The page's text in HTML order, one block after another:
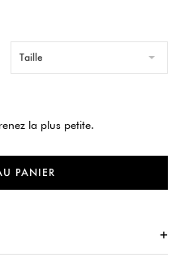
Taille
la plus petite.
PANIER